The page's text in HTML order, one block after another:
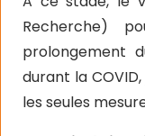
Recherche)
prolongement
durant la
les seules